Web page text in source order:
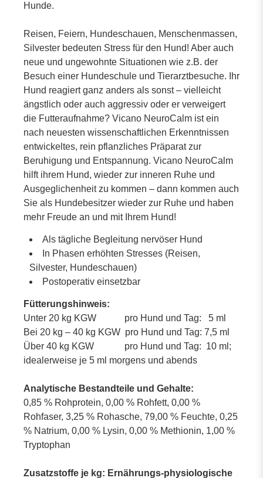
Hunde.
Reisen, Feiern, Hundeschauen, Menschenmassen,
Silvester bedeuten Stress für den Hund! Aber auch
neue und ungewohnte Situationen wie z.B. der
Besuch einer Hundeschule und Tierarztbesuche. Ihr
Hund reagiert ganz anders als sonst – vielleicht
ängstlich oder auch aggressiv oder er verweigert
die Futteraufnahme? Vicano NeuroCalm ist ein
nach neuesten wissenschaftlichen Erkenntnissen
entwickeltes, rein pflanzliches Präparat zur
Beruhigung und Entspannung. Vicano NeuroCalm
hilft ihrem Hund, wieder zur inneren Ruhe und
Ausgeglichenheit zu kommen – dann kommen auch
Sie als Hundebesitzer wieder zur Ruhe und haben
mehr Freude an und mit Ihrem Hund!
Als tägliche Begleitung nervöser Hund
In Phasen erhöhten Stresses (Reisen,
Silvester, Hundeschauen)
Postoperativ einsetzbar
Fütterungshinweis:
Unter 20 kg KGW pro Hund und Tag: 5 ml
Bei 20 kg – 40 kg KGW pro Hund und Tag: 7,5 ml
Über 40 kg KGW pro Hund und Tag: 10 ml;
idealerweise je 5 ml morgens und abends
Analytische Bestandteile und Gehalte:
0,85 % Rohprotein, 0,00 % Rohfett, 0,00 %
Rohfaser, 3,25 % Rohasche, 79,00 % Feuchte, 0,25
% Natrium, 0,00 % Lysin, 0,00 % Methionin, 1,00 %
Tryptophan
Zusatzstoffe je kg: Ernährungs-physiologische